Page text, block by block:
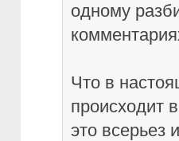
одному
Что в
происходит
это всерьез